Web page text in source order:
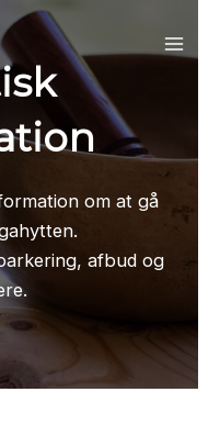
om at gå
afbud og